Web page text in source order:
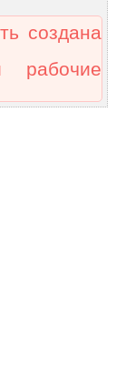
создана
рабочие